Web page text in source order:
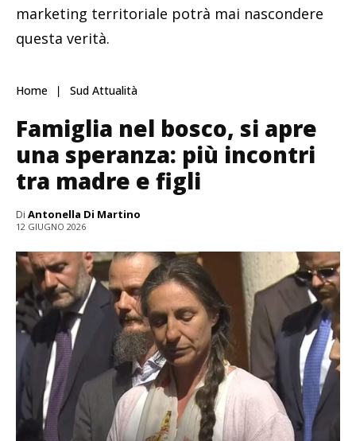
marketing territoriale potrà mai nascondere
questa verità.
Home Sud Attualità
Famiglia nel bosco, si apre
una speranza: più incontri
tra madre e figli
Di Antonella Di Martino
12 GIUGNO 2026